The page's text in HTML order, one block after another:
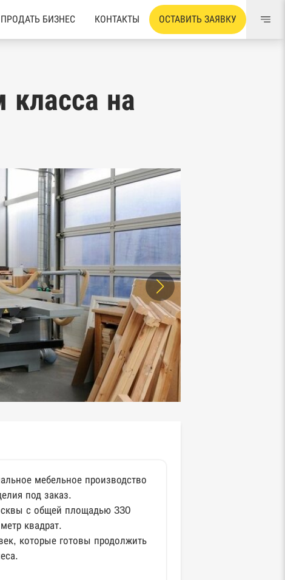
ПРОДАТЬ БИЗНЕС КОНТАКТЫ ОСТАВИТЬ ЗАЯВКУ
класса на
мебельное производство
под заказ.
с общей площадью 330
квадрат.
которые готовы продолжить